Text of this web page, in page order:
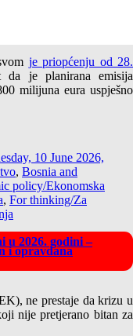
je priopćenju od 28.
je planirana emisija
milijuna eura uspješno
10 June 2026,
, Bosnia and
policy/Ekonomska
, For thinking/Za
u 2026. godini –
i opravdana
ne prestaje da krizu u
nije pretjerano bitan za